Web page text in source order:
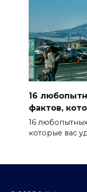
16
фактов,
16
которые вас